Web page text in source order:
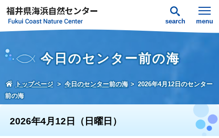
search menu
今日のセンター前の海
トップページ 今日のセンター前の海
2026年4月12日のセンター
前の海
2026年4月12日（日曜日）